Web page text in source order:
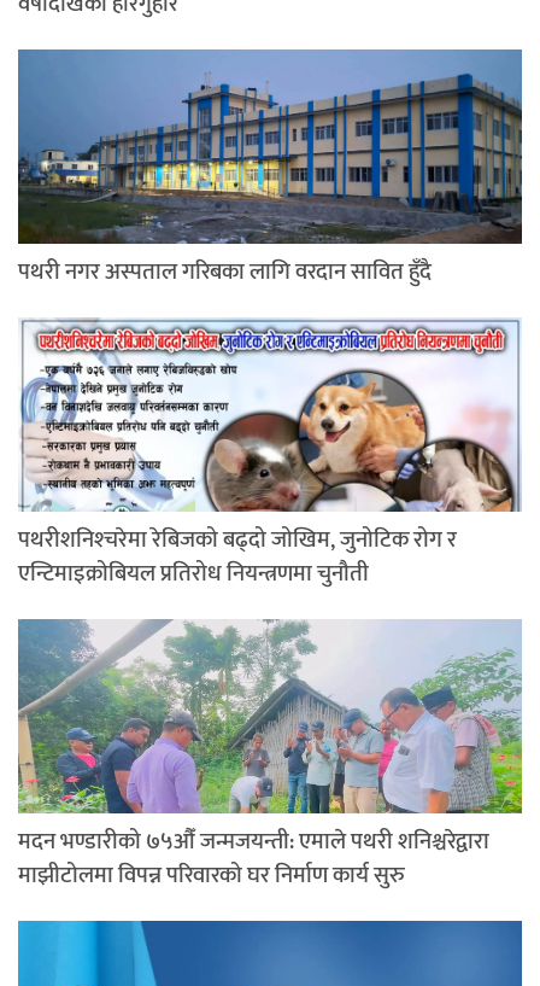
पथरी नगर अस्पताल गरिबका लागि वरदान सावित हुँदै
पथरीशनिश्‍चरेमा रेबिजको बढ्दो जोखिम, जुनोटिक रोग र
एन्टिमाइक्रोबियल प्रतिरोध नियन्त्रणमा चुनौती
मदन भण्डारीको ७५औँ जन्मजयन्ती: एमाले पथरी शनिश्चरेद्वारा
माझीटोलमा विपन्न परिवारको घर निर्माण कार्य सुरु